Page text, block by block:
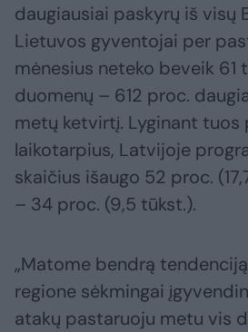
daugiausiai paskyrų iš visų
Lietuvos gyventojai per
mėnesius neteko beveik 61
duomenų – 612 proc.
metų ketvirtį. Lyginant tuos
laikotarpius, Latvijoje
skaičius išaugo 52 proc.
– 34 proc. (9,5 tūkst.).
„Matome bendrą
regione sėkmingai
atakų pastaruoju metu vis